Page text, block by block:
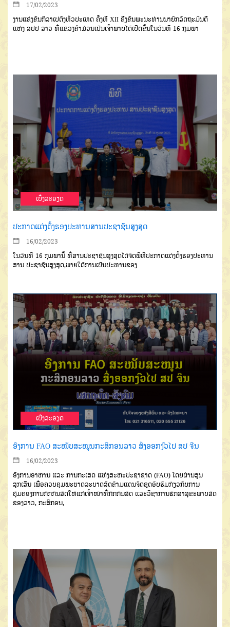
17/02/2023
ງານແຂ່ງຂັນກິລາເປຕັງທົ່ວປະເທດ ຄັ້ງທີ XII ຊີງຂັນພະນະທ່ານນາຍົກລັດຖະມົນຕີ
ແຫ່ງ ສປປ ລາວ ທີ່ແຂວງຄຳມ່ວນເປັນເຈົ້າພາບໄດ້ເປີດຂຶ້ນໃນວັນທີ 16 ກຸມພາ
ເບີ່ງລະອຽດ
ປະກາດແຕ່ງຕັ້ງຮອງປະທານສານປະຊາຊົນສູງສຸດ
16/02/2023
ໃນວັນທີ 16 ກຸມພານີ້ ທີ່ສານປະຊາຊົນສູງສຸດໄດ້ຈັດພິທີປະກາດແຕ່ງຕັ້ງຮອງປະທານ
ສານ ປະຊາຊົນສູງສຸດ,ພາຍໃຕ້ການເປັນປະທານຂອງ
ເບີ່ງລະອຽດ
ອົງການ FAO ສະໜັບສະໜູນກະສິກອນລາວ ສົ່ງອອກງົວໄປ ສປ ຈີນ
16/02/2023
ອົງການອາຫານ ແລະ ການກະເສດ ແຫ່ງສະຫະປະຊາຊາດ (FAO) ໂດຍຜ່ານສູນ
ສຸກເສີນ ເພື່ອຄວບຄຸມພະຍາດລະບາດສັດຂ້າມແດນຈັດຊຸດອົບຮົມກ່ຽວກັບການ
ຄຸ້ມຄອງການກັກກັນສັດໃຫ້ແກ່ເຈົ້າໜ້າທີ່ກັກກັນສັດ ແລະວິຊາການຮັກສາສຸຂະພາບສັດ
ຂອງລາວ, ກະສິກອນ,